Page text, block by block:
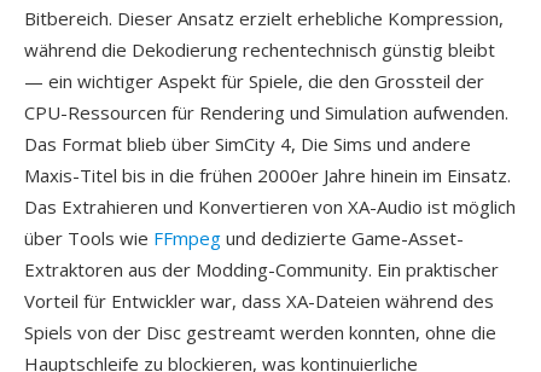
Bitbereich. Dieser Ansatz erzielt erhebliche Kompression,
während die Dekodierung rechentechnisch günstig bleibt
— ein wichtiger Aspekt für Spiele, die den Grossteil der
CPU-Ressourcen für Rendering und Simulation aufwenden.
Das Format blieb über SimCity 4, Die Sims und andere
Maxis-Titel bis in die frühen 2000er Jahre hinein im Einsatz.
Das Extrahieren und Konvertieren von XA-Audio ist möglich
über Tools wie FFmpeg und dedizierte Game-Asset-
Extraktoren aus der Modding-Community. Ein praktischer
Vorteil für Entwickler war, dass XA-Dateien während des
Spiels von der Disc gestreamt werden konnten, ohne die
Hauptschleife zu blockieren, was kontinuierliche